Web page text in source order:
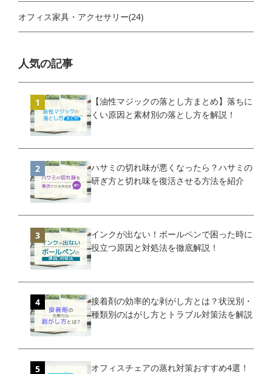
オフィス家具・アクセサリー(24)
人気の記事
【油性マジックの落とし方まとめ】落ちに
くい原因と素材別の落とし方を解説！
ハサミの切れ味が悪くなったら？ハサミの
研ぎ方と切れ味を復活させる方法を紹介
インクが出ない！ボールペンで困った時に
役立つ原因と対処法を徹底解説！
接着剤の効率的な剥がし方とは？状況別・
種類別のはがし方とトラブル対策法を解説
オフィスチェアの蒸れ対策おすすめ4選！